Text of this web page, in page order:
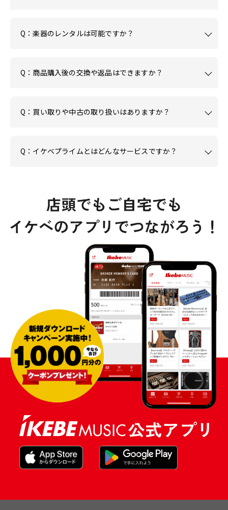
Q：楽器のレンタルは可能ですか？
Q：商品購入後の交換や返品はできますか？
Q：買い取りや中古の取り扱いはありますか？
Q：イケベプライムとはどんなサービスですか？